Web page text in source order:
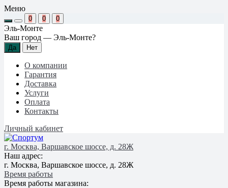
Меню
0 0 0
Эль-Монте
Ваш город — Эль-Монте?
О компании
Гарантия
Доставка
Услуги
Оплата
Контакты
Личный кабинет
г. Москва, Варшавское шоссе, д. 28Ж
Наш адрес:
г. Москва, Варшавское шоссе, д. 28Ж
Время работы
Время работы магазина: